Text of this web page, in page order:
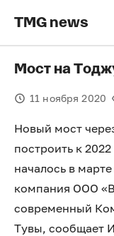
TMG news
Мост на
11 ноября 2020
Новый мост
построить к
началось в
компания ООО
современный
Тувы, сообщает